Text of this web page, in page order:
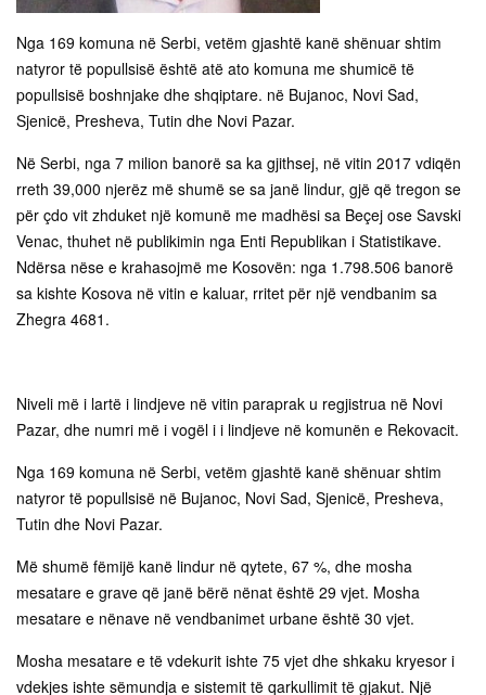
Nga 169 komuna në Serbi, vetëm gjashtë kanë shënuar shtim
natyror të popullsisë është atë ato komuna me shumicë të
popullsisë boshnjake dhe shqiptare. në Bujanoc, Novi Sad,
Sjenicë, Presheva, Tutin dhe Novi Pazar.
Në Serbi, nga 7 milion banorë sa ka gjithsej, në vitin 2017 vdiqën
rreth 39,000 njerëz më shumë se sa janë lindur, gjë që tregon se
për çdo vit zhduket një komunë me madhësi sa Beçej ose Savski
Venac, thuhet në publikimin nga Enti Republikan i Statistikave.
Ndërsa nëse e krahasojmë me Kosovën: nga 1.798.506 banorë
sa kishte Kosova në vitin e kaluar, rritet për një vendbanim sa
Zhegra 4681.
Niveli më i lartë i lindjeve në vitin paraprak u regjistrua në Novi
Pazar, dhe numri më i vogël i i lindjeve në komunën e Rekovacit.
Nga 169 komuna në Serbi, vetëm gjashtë kanë shënuar shtim
natyror të popullsisë në Bujanoc, Novi Sad, Sjenicë, Presheva,
Tutin dhe Novi Pazar.
Më shumë fëmijë kanë lindur në qytete, 67 %, dhe mosha
mesatare e grave që janë bërë nënat është 29 vjet. Mosha
mesatare e nënave në vendbanimet urbane është 30 vjet.
Mosha mesatare e të vdekurit ishte 75 vjet dhe shkaku kryesor i
vdekjes ishte sëmundja e sistemit të qarkullimit të gjakut. Një